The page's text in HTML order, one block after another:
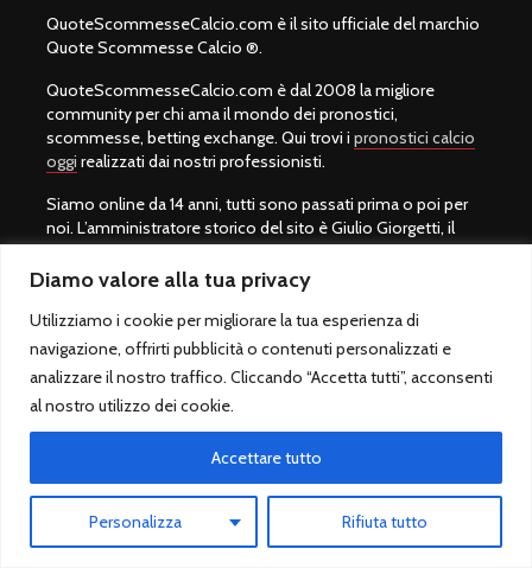
Diamo valore alla tua privacy
Utilizziamo i cookie per migliorare la tua esperienza di
navigazione, offrirti pubblicità o contenuti personalizzati e
analizzare il nostro traffico. Cliccando “Accetta tutti”, acconsenti
al nostro utilizzo dei cookie.
Personalizza Rifiuta tutto
Accettare tutto
QuoteScommesseCalcio.com è il sito ufficiale del marchio
Quote Scommesse Calcio ®.
QuoteScommesseCalcio.com è dal 2008 la migliore
community per chi ama il mondo dei pronostici,
scommesse, betting exchange. Qui trovi i pronostici calcio
oggi realizzati dai nostri professionisti.
Siamo online da 14 anni, tutti sono passati prima o poi per
noi. L’amministratore storico del sito è Giulio Giorgetti, il
miglior pronosticatore calcio al mondo con l’87% di
pronostici vincenti. Per maggiori informazioni consultare:
Qui puoi trovare pronostici calcio gratuiti, statistiche, analisi
delle partite, pronostici studiati. Il nostro obiettivo è far
capire che con le scommesse sportive ci si può divertire
giocando sempre con moderazione e solo su siti legali
autorizzati daADM.
La nostra redazione pubblica pronostici scommesse
vincenti relativi alla schedina del giorno e lo facciamo gratis
al 100%. Per chi vuole un servizio professionale può invece
abbonarsi ai pronostici a pagamento diPronostico.it